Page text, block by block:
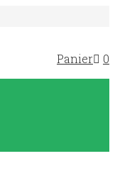
Panier 0